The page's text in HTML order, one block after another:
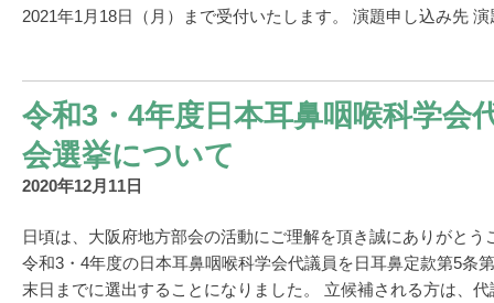
2021年1月18日（月）まで受付いたします。 演題申し込み先
令和3・4年度日本耳鼻咽喉科学会
会選挙について
2020年12月11日
日頃は、大阪府地方部会の活動にご理解を頂き誠にありがと
令和3・4年度の日本耳鼻咽喉科学会代議員を日耳鼻定款第5条
末日までに選出することになりました。 立候補される方は、